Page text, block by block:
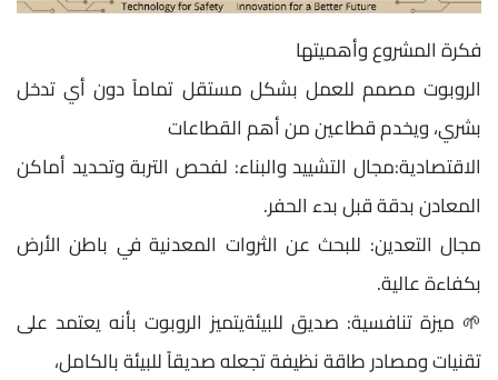
فكرة المشروع وأهميتها
الروبوت مصمم للعمل بشكل مستقل تماماً دون أي تدخل
بشري، ويخدم قطاعين من أهم القطاعات
الاقتصادية:مجال التشييد والبناء: لفحص التربة وتحديد أماكن
المعادن بدقة قبل بدء الحفر.
مجال التعدين: للبحث عن الثروات المعدنية في باطن الأرض
بكفاءة عالية.
🌱 ميزة تنافسية: صديق للبيئةيتميز الروبوت بأنه يعتمد على
تقنيات ومصادر طاقة نظيفة تجعله صديقاً للبيئة بالكامل،